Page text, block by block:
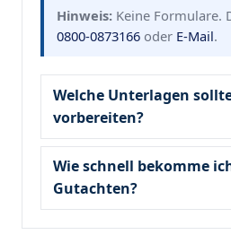
Hinweis: Keine Formulare.
0800-0873166 oder E-Mail.
Welche Unterlagen
vorbereiten?
Wie schnell bekomme
Gutachten?